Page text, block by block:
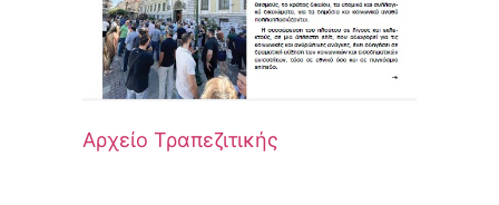
Αρχείο Τραπεζιτικής